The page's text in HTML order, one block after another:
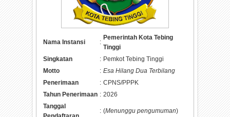
Nama Instansi :
Pemerintah Kota Tebing
Tinggi
Singkatan
: Pemkot Tebing Tinggi
Motto
: Esa Hilang Dua Terbilang
Penerimaan
: CPNS/PPPK
Tahun Penerimaan : 2026
Tanggal
: (Menunggu pengumuman)